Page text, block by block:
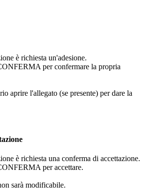
è richiesta un'adesione.
per confermare la propria
aprire l'allegato (se presente) per dare la
è richiesta una conferma di accettazione.
per accettare.
sarà modificabile.